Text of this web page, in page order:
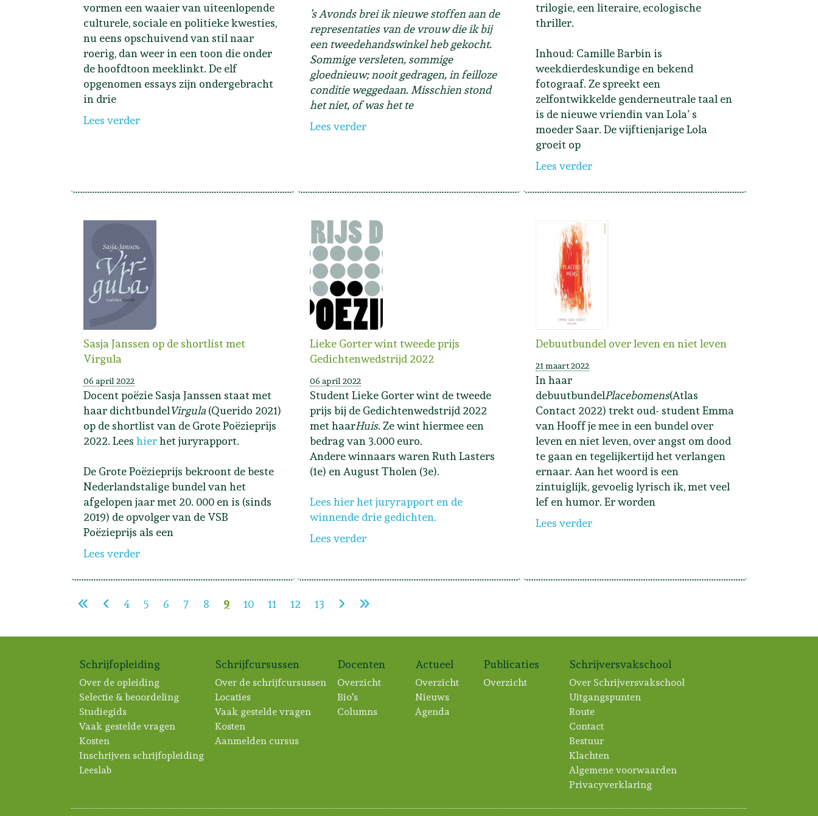
vormen een waaier van uiteenlopende
culturele, sociale en politieke kwesties,
nu eens opschuivend van stil naar
roerig, dan weer in een toon die onder
de hoofdtoon meeklinkt. De elf
opgenomen essays zijn ondergebracht
in drie
Lees verder
’s Avonds brei ik nieuwe stoffen aan de
representaties van de vrouw die ik bij
een tweedehandswinkel heb gekocht.
Sommige versleten, sommige
gloednieuw; nooit gedragen, in feilloze
conditie weggedaan. Misschien stond
het niet, of was het te
Lees verder
trilogie, een literaire, ecologische
thriller.
Inhoud: Camille Barbin is
weekdierdeskundige en bekend
fotograaf. Ze spreekt een
zelfontwikkelde genderneutrale taal en
is de nieuwe vriendin van Lola’ s
moeder Saar. De vijftienjarige Lola
groeit op
Lees verder
Sasja Janssen op de shortlist met
Virgula
06 april 2022
Docent poëzie Sasja Janssen staat met
haar dichtbundelVirgula (Querido 2021)
op de shortlist van de Grote Poëzieprijs
2022. Lees hierhet juryrapport.
De Grote Poëzieprijs bekroont de beste
Nederlandstalige bundel van het
afgelopen jaar met 20. 000 en is (sinds
2019) de opvolger van de VSB
Poëzieprijs als een
Lees verder
Lieke Gorter wint tweede prijs
Gedichtenwedstrijd 2022
06 april 2022
Student Lieke Gorter wint de tweede
prijs bij de Gedichtenwedstrijd 2022
met haarHuis. Ze wint hiermee een
bedrag van 3.000 euro.
Andere winnaars waren Ruth Lasters
(1e) en August Tholen (3e).
Lees hier het juryrapport en de
winnende drie gedichten.
Lees verder
Debuutbundel over leven en niet leven
21 maart 2022
In haar
debuutbundelPlacebomens(Atlas
Contact 2022) trekt oud- student Emma
van Hooff je mee in een bundel over
leven en niet leven, over angst om dood
te gaan en tegelijkertijd het verlangen
ernaar. Aan het woord is een
zintuiglijk, gevoelig lyrisch ik, met veel
lef en humor. Er worden
Lees verder
4 5 6 7 8 9 10 11 12 13
Schrijfopleiding
Over de opleiding
Selectie & beoordeling
Studiegids
Vaak gestelde vragen
Kosten
Inschrijven schrijfopleiding
Leeslab
Schrijfcursussen
Over de schrijfcursussen
Locaties
Vaak gestelde vragen
Kosten
Aanmelden cursus
Docenten
Overzicht
Bio's
Columns
Actueel
Overzicht
Nieuws
Agenda
Publicaties
Overzicht
Schrijversvakschool
Over Schrijversvakschool
Uitgangspunten
Route
Contact
Bestuur
Klachten
Algemene voorwaarden
Privacyverklaring